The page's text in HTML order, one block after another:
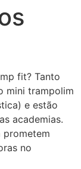
fit? Tanto
mini trampolim
e estão
academias.
prometem
no